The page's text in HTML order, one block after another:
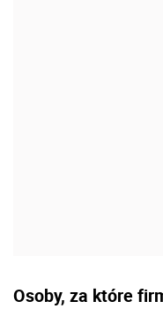
Osoby, za które